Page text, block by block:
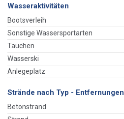
Wasseraktivitäten
Bootsverleih
Sonstige Wassersportarten
Tauchen
Wasserski
Anlegeplatz
Strände nach Typ - Entfernungen
Betonstrand